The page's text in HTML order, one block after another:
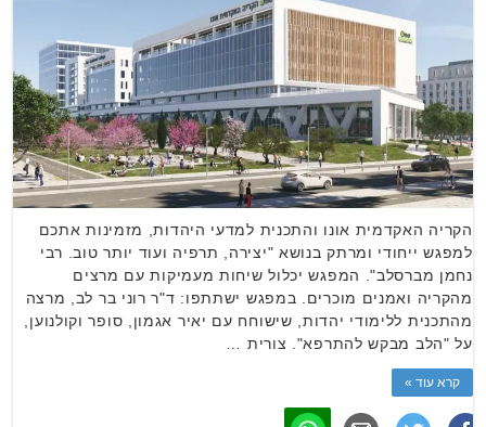
הקריה האקדמית אונו והתכנית למדעי היהדות, מזמינות אתכם
למפגש ייחודי ומרתק בנושא "יצירה, תרפיה ועוד יותר טוב. רבי
נחמן מברסלב". המפגש יכלול שיחות מעמיקות עם מרצים
מהקריה ואמנים מוכרים. במפגש ישתתפו: ד"ר רוני בר לב, מרצה
מהתכנית ללימודי יהדות, שישוחח עם יאיר אגמון, סופר וקולנוען,
על "הלב מבקש להתרפא". צורית …
קרא עוד »